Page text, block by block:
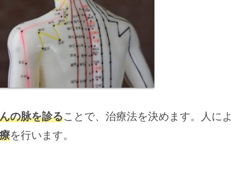
の脉を診ることで、治療法を決めます。人に
を行います。